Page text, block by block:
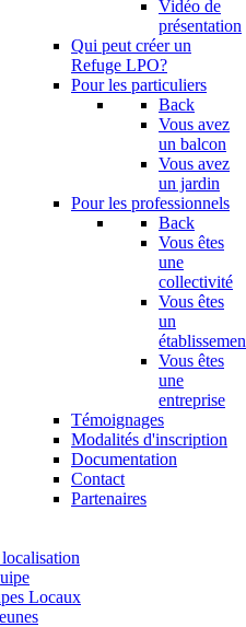
Vidéo de
présentation
Qui peut créer un
Refuge LPO?
Pour les particuliers
Back
Vous avez
un balcon
Vous avez
un jardin
Pour les professionnels
Back
Vous êtes
une
collectivité
Vous êtes
un
Vous êtes
une
entreprise
Témoignages
Modalités d'inscription
Documentation
Contact
Partenaires
Locaux